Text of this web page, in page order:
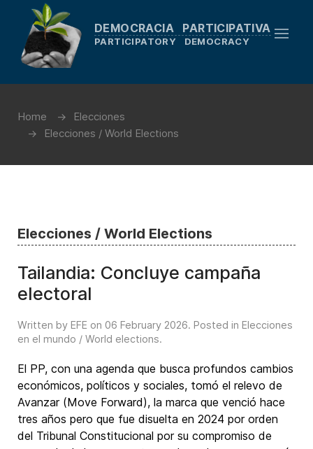
DEMOCRACIA PARTICIPATIVA
PARTICIPATORY DEMOCRACY
Home
Elecciones
Elecciones / World Elections
Elecciones / World Elections
Tailandia: Concluye campaña
electoral
Written by EFE on 06 February 2026. Posted in Elecciones
en el mundo / World elections.
El PP, con una agenda que busca profundos cambios
económicos, políticos y sociales, tomó el relevo de
Avanzar (Move Forward), la marca que venció hace
tres años pero que fue disuelta en 2024 por orden
del Tribunal Constitucional por su compromiso de